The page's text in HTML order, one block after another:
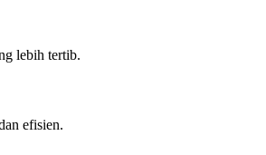
lebih tertib.
efisien.